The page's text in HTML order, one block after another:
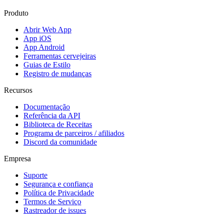
Produto
Abrir Web App
App iOS
App Android
Ferramentas cervejeiras
Guias de Estilo
Registro de mudanças
Recursos
Documentação
Referência da API
Biblioteca de Receitas
Programa de parceiros / afiliados
Discord da comunidade
Empresa
Suporte
Segurança e confiança
Política de Privacidade
Termos de Serviço
Rastreador de issues